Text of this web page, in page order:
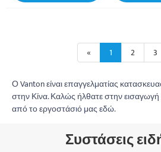
« 1 2 3
Ο Vanton είναι επαγγελματίας
στην Κίνα. Καλώς ήλθατε στην
από το εργοστάσιό μας εδώ.
Συστάσεις